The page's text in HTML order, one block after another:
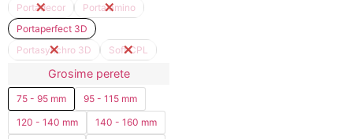
Portadecor
Portalamino
Portaperfect 3D
Portasynchro 3D
Soft CPL
Grosime perete
75 - 95 mm
95 - 115 mm
120 - 140 mm
140 - 160 mm